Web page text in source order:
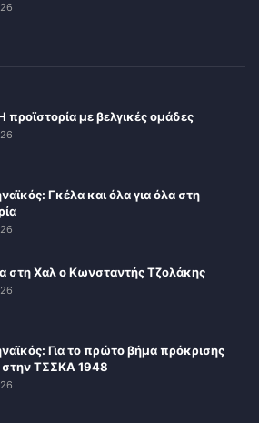
με βελγικές ομάδες
Γκέλα και όλα για όλα στη
στη Χαλ ο Κωνσταντής Τζολάκης
Για το πρώτο βήμα πρόκρισης
στην ΤΣΣΚΑ 1948